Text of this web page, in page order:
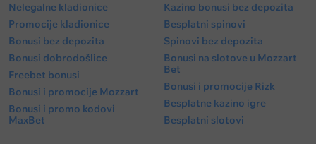
Nelegalne kladionice
Promocije kladionice
Bonusi bez depozita
Bonusi dobrodošlice
Freebet bonusi
Bonusi i promocije Mozzart
Bonusi i promo kodovi
MaxBet
Kazino bonusi bez depozita
Besplatni spinovi
Spinovi bez depozita
Bonusi na slotove u Mozzart
Bet
Bonusi i promocije Rizk
Besplatne kazino igre
Besplatni slotovi